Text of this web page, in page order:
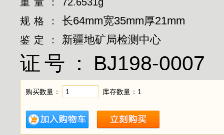
规格： 长64mm宽35mm厚21mm
鉴定： 新疆地矿局检测中心
证号： BJ198-0007
购买数量： 库存数量： 1